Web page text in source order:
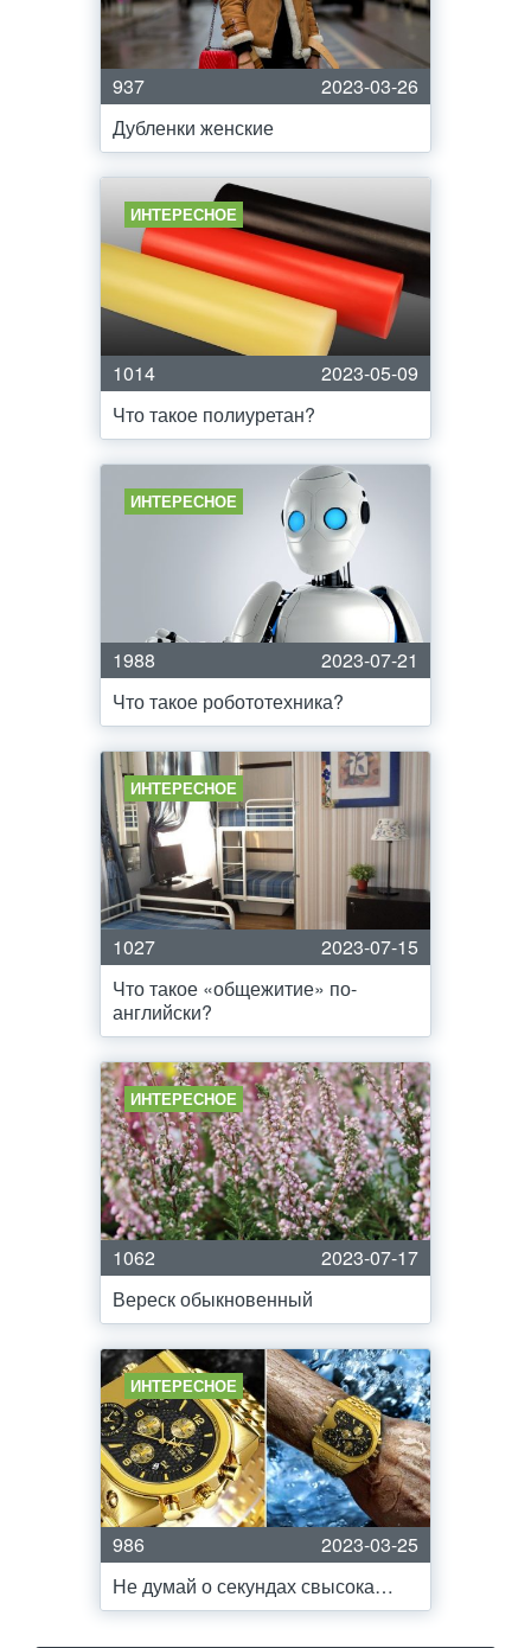
937
2023-03-26
Дубленки женские
ИНТЕРЕСНОЕ
1014
2023-05-09
Что такое полиуретан?
ИНТЕРЕСНОЕ
1988
2023-07-21
Что такое робототехника?
ИНТЕРЕСНОЕ
1027
2023-07-15
Что такое «общежитие» по-
английски?
ИНТЕРЕСНОЕ
1062
2023-07-17
Вереск обыкновенный
ИНТЕРЕСНОЕ
986
2023-03-25
Не думай о секундах свысока…